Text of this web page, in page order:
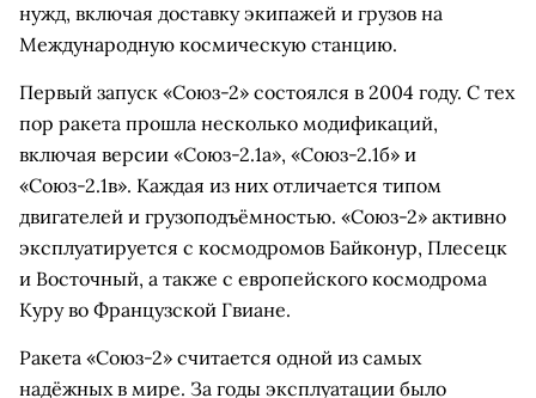
нужд, включая доставку экипажей и грузов на
Международную космическую станцию.
Первый запуск «Союз-2» состоялся в 2004 году. С тех
пор ракета прошла несколько модификаций,
включая версии «Союз-2.1а», «Союз-2.1б» и
«Союз-2.1в». Каждая из них отличается типом
двигателей и грузоподъёмностью. «Союз-2» активно
эксплуатируется с космодромов Байконур, Плесецк
и Восточный, а также с европейского космодрома
Куру во Французской Гвиане.
Ракета «Союз-2» считается одной из самых
надёжных в мире. За годы эксплуатации было